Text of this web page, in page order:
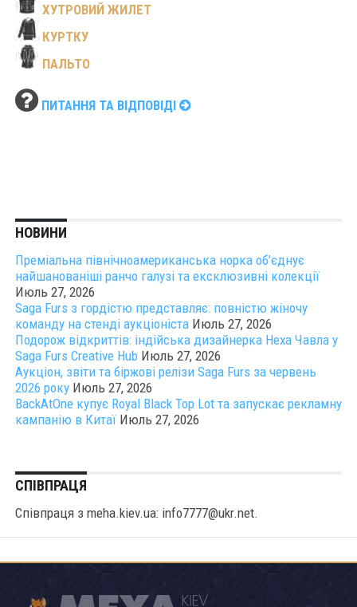
ХУТРОВИЙ ЖИЛЕТ
КУРТКУ
ПАЛЬТО
ПИТАННЯ ТА ВІДПОВІДІ
НОВИНИ
Преміальна північноамериканська норка об’єднує
найшанованіші ранчо галузі та ексклюзивні колекції
Июль 27, 2026
Saga Furs з гордістю представляє: повністю жіночу
команду на стенді аукціоніста Июль 27, 2026
Подорож відкриттів: індійська дизайнерка Неха Чавла у
Saga Furs Creative Hub Июль 27, 2026
Аукціон, звіти та біржові релізи Saga Furs за червень
2026 року Июль 27, 2026
BackAtOne купує Royal Black Top Lot та запускає рекламну
кампанію в Китаї Июль 27, 2026
СПІВПРАЦЯ
Співпраця з meha.kiev.ua: info7777@ukr.net.